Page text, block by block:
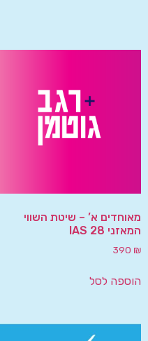
מאוחדים א’ – שיטת השווי
המאזני IAS 28
390 ₪
הוספה לסל